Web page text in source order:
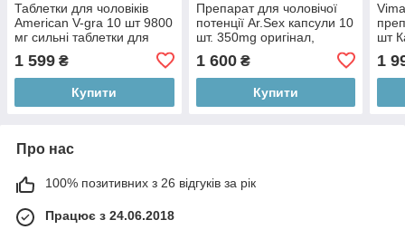
Таблетки для чоловіків
American V-gra 10 шт 9800
мг сильні таблетки для
потенції оригінал
1 599 ₴
Купити
Препарат для чоловічої
потенції Ar.Sex капсули 10
шт. 350mg оригінал,
1 600₴
Купити
шт
1
Про нас
100% позитивних з 26 відгуків за рік
Працює з 24.06.2018